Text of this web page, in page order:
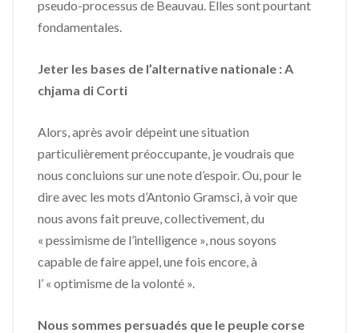
pseudo-processus de Beauvau. Elles sont pourtant
fondamentales.
Jeter les bases de l’alternative nationale : A
chjama di Corti
Alors, après avoir dépeint une situation
particulièrement préoccupante, je voudrais que
nous concluions sur une note d’espoir. Ou, pour le
dire avec les mots d’Antonio Gramsci, à voir que
nous avons fait preuve, collectivement, du
« pessimisme de l’intelligence », nous soyons
capable de faire appel, une fois encore, à
l’ « optimisme de la volonté ».
Nous sommes persuadés que le peuple corse